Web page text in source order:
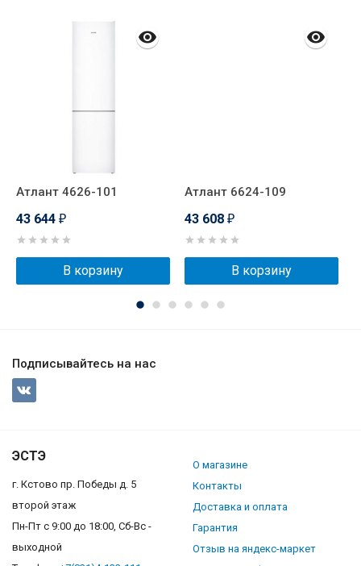
Атлант 4626-101
43 644 ₽
В корзину
Атлант 6624-109
43 608 ₽
В корзину
Подписывайтесь на нас
ЭСТЭ
г. Кстово пр. Победы д. 5
второй этаж
Пн-Пт с 9:00 до 18:00, Сб-Вс -
выходной
О магазине
Контакты
Доставка и оплата
Гарантия
Отзыв на яндекс-маркет